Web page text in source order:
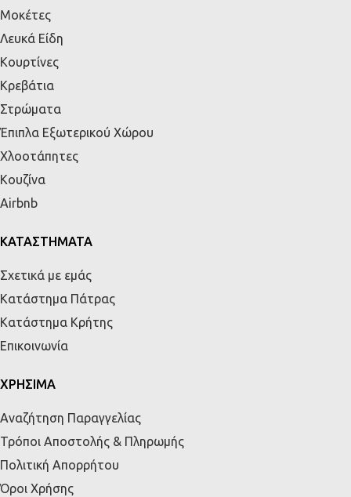
Μοκέτες
Λευκά Είδη
Κουρτίνες
Κρεβάτια
Στρώματα
Έπιπλα Εξωτερικού Χώρου
Χλοοτάπητες
Κουζίνα
Airbnb
ΚΑΤΑΣΤΗΜΑΤΑ
Σχετικά με εμάς
Κατάστημα Πάτρας
Κατάστημα Κρήτης
Επικοινωνία
ΧΡΗΣΙΜΑ
Αναζήτηση Παραγγελίας
Τρόποι Αποστολής & Πληρωμής
Πολιτική Απορρήτου
Όροι Χρήσης